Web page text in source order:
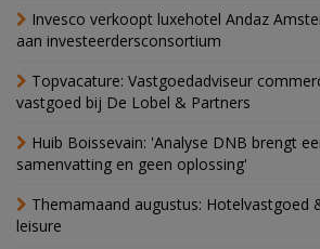
Invesco verkoopt luxehotel Andaz
aan investeerdersconsortium
Topvacature: Vastgoedadviseur
vastgoed bij De Lobel & Partners
Huib Boissevain: 'Analyse DNB brengt
samenvatting en geen oplossing'
Themamaand augustus: Hotelvastgoed
leisure